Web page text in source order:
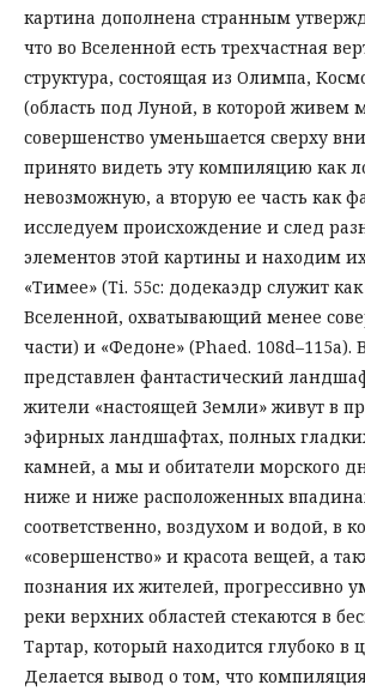
картина дополнена странным
что во Вселенной есть трехчастная
структура, состоящая из Олимпа,
(область под Луной, в которой живем
совершенство уменьшается сверху
принято видеть эту компиляцию как
невозможную, а вторую ее часть как
исследуем происхождение и след
элементов этой картины и находим
«Тимее» (Ti. 55c: додекаэдр служит
Вселенной, охватывающий менее
части) и «Федоне» (Phaed. 108d–115а).
представлен фантастический
жители «настоящей Земли» живут в
эфирных ландшафтах, полных
камней, а мы и обитатели морского
ниже и ниже расположенных
соответственно, воздухом и водой, в
«совершенство» и красота вещей, а
познания их жителей, прогрессивно
реки верхних областей стекаются в
Тартар, который находится глубоко в
Делается вывод о том, что